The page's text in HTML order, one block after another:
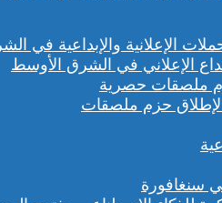
لإطلاق حزم ملصقات
سنغافورة